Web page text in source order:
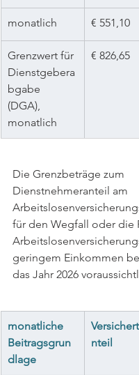
monatlich € 551,10
Grenzwert für
Dienstgebera
bgabe
(DGA),
monatlich
€ 826,65
Die Grenzbeträge zum
Dienstnehmeranteil am
für den Wegfall oder die
geringem Einkommen
das Jahr 2026
monatliche
Beitragsgrun
dlage
nteil